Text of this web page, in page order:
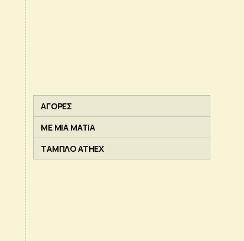
ΑΓΟΡΕΣ
ΜΕ ΜΙΑ ΜΑΤΙΑ
ΤΑΜΠΛΟ ATHEX